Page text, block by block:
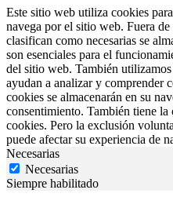
Este sitio web utiliza cookies
navega por el sitio web. Fuera
clasifican como necesarias se
son esenciales para el
del sitio web. También
ayudan a analizar y comprender
cookies se almacenarán en su
consentimiento. También tiene
cookies. Pero la exclusión
puede afectar su experiencia de
Necesarias
Necesarias
Siempre habilitado